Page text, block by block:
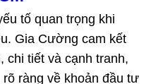
tố quan trọng khi
Gia Cường cam kết
chi tiết và cạnh tranh,
ràng về khoản đầu tư